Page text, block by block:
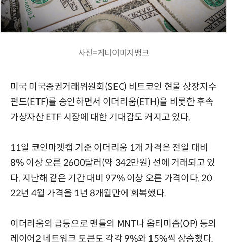
사진=게티이미지뱅크
미국 미국증권거래위원회(SEC) 비트코인 현물 상장지수
펀드(ETF)를 승인하면서 이더리움(ETH)을 비롯한 후속
가상자산 ETF 시장에 대한 기대감도 커지고 있다.
11일 코인마켓캡 기준 이더리움 1개 가격은 전일 대비
8% 이상 오른 2600달러(약 342만원) 선에 거래되고 있
다. 지난해 같은 기간 대비 97% 이상 오른 가격이다. 20
22년 4월 가격을 1년 8개월만에 회복했다.
이더리움의 급등으로 맨틀의 MNT나 옵티미즘(OP) 등의
레이어2 네트워크 토큰도 각각 9%와 15%씩 상승했다.